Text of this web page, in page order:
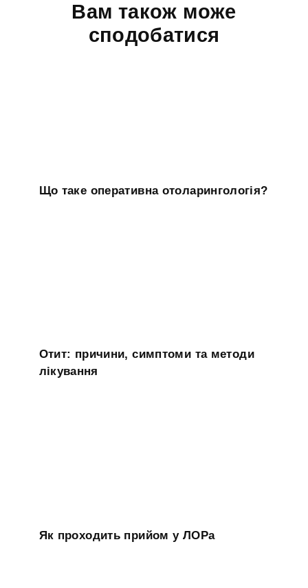
Вам також може
сподобатися
Що таке оперативна отоларингологія?
Отит: причини, симптоми та методи
лікування
Як проходить прийом у ЛОРа